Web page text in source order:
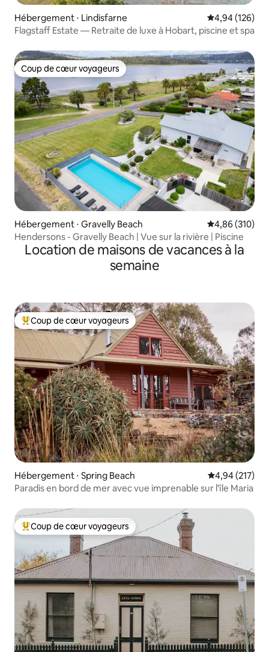
Hébergement ⋅ Lindisfarne Évaluation
4,94 (126)
Flagstaff Estate — Retraite de luxe à Hobart, piscine et spa
Coup de cœur voyageurs
Coup de cœur voyageurs
Hébergement ⋅ Gravelly Beach Évaluation
4,86 (310)
Hendersons - Gravelly Beach | Vue sur la rivière | Piscine
Location de maisons de vacances à la
semaine
Coups de cœur voyageurs les plus appréciés
Coup de cœur voyageurs
Hébergement ⋅ Spring Beach Évaluation
4,94 (217)
Paradis en bord de mer avec vue imprenable sur l'île Maria
Coups de cœur voyageurs les plus appréciés
Coup de cœur voyageurs